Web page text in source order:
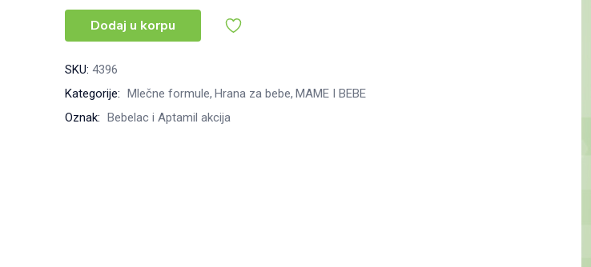
količina
Dodaj u korpu
SKU: 4396
Kategorije: Mlečne formule Hrana za bebe MAME I BEBE
Oznak: Bebelac i Aptamil akcija